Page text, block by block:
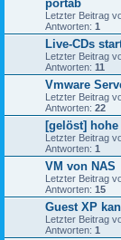
portab
Letzter Beitrag
Antworten: 1
Live-CDs
Letzter Beitrag
Antworten: 11
Vmware
Letzter Beitrag
Antworten: 22
[gelöst] hohe
Letzter Beitrag
Antworten: 1
VM von NAS
Letzter Beitrag
Antworten: 15
Guest XP
Letzter Beitrag
Antworten: 1